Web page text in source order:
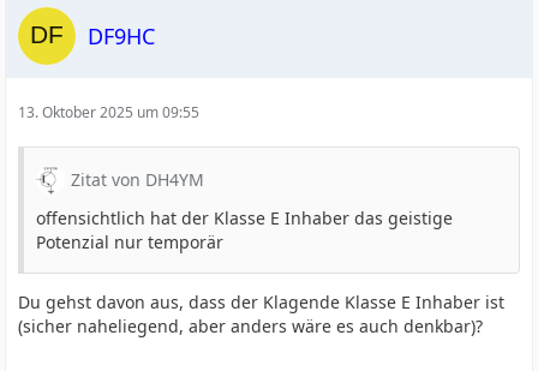
DF9HC
13. Oktober 2025 um 09:55
Zitat von DH4YM
offensichtlich hat der Klasse E Inhaber das geistige
Potenzial nur temporär
Du gehst davon aus, dass der Klagende Klasse E Inhaber ist
(sicher naheliegend, aber anders wäre es auch denkbar)?